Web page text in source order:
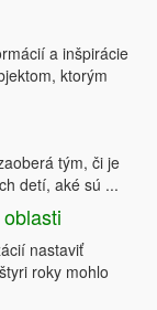
a inšpirácie
ktorým
tým, či je
detí, aké sú ...
nastaviť
roky mohlo